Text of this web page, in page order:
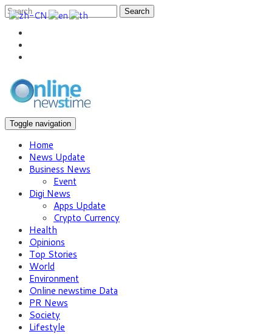
Search
Toggle navigation
Home
News Update
Business News
Event
Digi News
Apps Update
Crypto Currency
Health
Opinions
Top Stories
World
Environment
Online newstime Data
PR News
Society
Lifestyle